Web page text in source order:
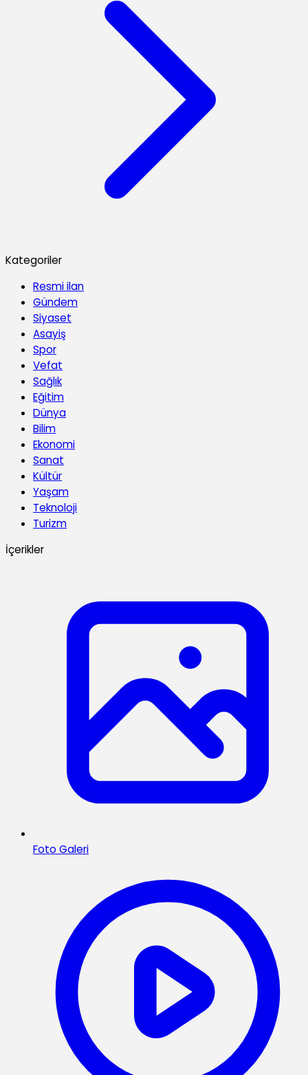
Kategoriler
Resmi ilan
Gündem
Siyaset
Asayiş
Spor
Vefat
Sağlık
Eğitim
Dünya
Bilim
Ekonomi
Sanat
Kültür
Yaşam
Teknoloji
Turizm
İçerikler
Foto Galeri